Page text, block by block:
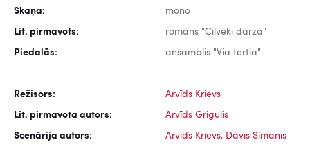
Skaņa: mono
Lit. pirmavots: romāns "Cilvēki dārzā"
Piedalās: ansamblis "Via tertia"
Režisors: Arvīds Krievs
Lit. pirmavota autors: Arvīds Grigulis
Scenārija autors: Arvīds Krievs, Dāvis Sīmanis